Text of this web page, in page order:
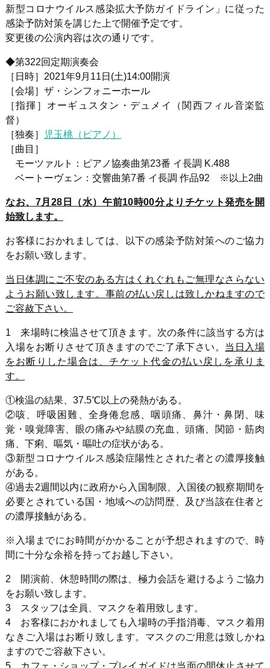
新型コロナウイルス感染拡大予防ガイドライン」に従った
感染予防対策を講じた上で開催予定です。
変更後の公演内容は次の通りです。
◆第322回定期演奏会
［日時］2021年9月11日(土)14:00開演
［会場］ザ・シンフォニーホール
［指揮］オーギュスタン・デュメイ（関西フィル音楽監
督）
［独奏］
児玉桃（ピアノ）
［曲目］
モーツァルト：ピアノ協奏曲第23番 イ長調 K.488
ベートーヴェン ：交響曲第7番 イ長調 作品92 ※以上2曲
なお、7月28日（水）午前10時00分よりチケット発売を開
始致します。
お客様におかれましては、以下の感染予防対策へのご協力
をお願い致します。
当日体調にご不安のある方はくれぐれもご無理なさらない
ようお願い致します。事前の払い戻しは致しかねますので
ご容赦下さい。
1 来場時に検温させて頂きます。次の条件に該当する方は
入場をお断りさせて頂きますのでご了承下さい。 当日入場
をお断りした場合は、チケット代金の払い戻しを承りま
す。
①検温の結果、37.5℃以上の発熱がある。
②咳、呼吸困難、全身倦怠感、咽頭痛、鼻汁・鼻閉、味
覚・嗅覚障害、眼の痛みや結膜の充血、頭痛、関節・筋肉
痛、下痢、嘔気・嘔吐の症状がある。
③新型コロナウイルス感染症陽性とされた者との濃厚接触
がある。
④過去2週間以内に政府から入国制限、入国後の観察期間を
必要とされている国・地域への訪問歴、及び当該在住者と
の濃厚接触がある。
※入場までにお時間がかかることが予想されますので、時
間に十分な余裕を持ってお越し下さい。
2 開演前、休憩時間の際は、極力会話を避けるようご協力
をお願い致します。
3 スタッフは全員、マスクを着用致します。
4 お客様におかれましても入場時の手指消毒、マスク着用
なきご入場はお断り致します。マスクのご用意は致しかね
ますのでご容赦下さい。
5 カフェ・ショップ・プレイガイドは当面の間休止させて